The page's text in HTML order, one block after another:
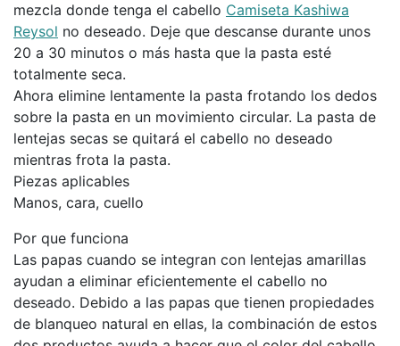
mezcla donde tenga el cabello Camiseta Kashiwa
Reysol no deseado. Deje que descanse durante unos
20 a 30 minutos o más hasta que la pasta esté
totalmente seca.
Ahora elimine lentamente la pasta frotando los dedos
sobre la pasta en un movimiento circular. La pasta de
lentejas secas se quitará el cabello no deseado
mientras frota la pasta.
Piezas aplicables
Manos, cara, cuello
Por que funciona
Las papas cuando se integran con lentejas amarillas
ayudan a eliminar eficientemente el cabello no
deseado. Debido a las papas que tienen propiedades
de blanqueo natural en ellas, la combinación de estos